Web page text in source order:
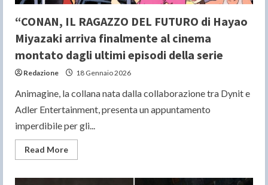
“CONAN, IL RAGAZZO DEL FUTURO di Hayao
Miyazaki arriva finalmente al cinema
montato dagli ultimi episodi della serie
Redazione 18 Gennaio 2026
Animagine, la collana nata dalla collaborazione tra Dynit e
Adler Entertainment, presenta un appuntamento
imperdibile per gli...
Read MoreRead
more